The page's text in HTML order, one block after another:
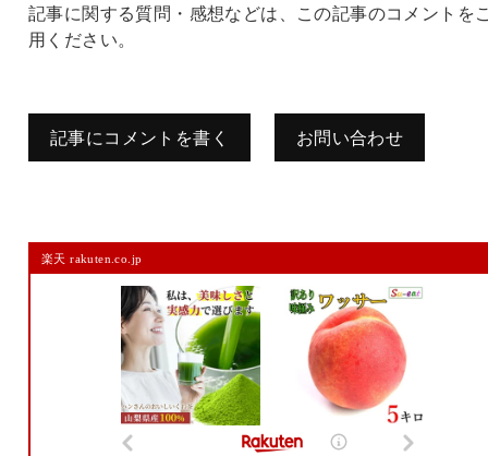
記事に関する質問・感想などは、この記事のコメントを
用ください。
記事にコメントを書く お問い合わせ
メールアドレスは公開されません。
また、コメント欄には、必ず日本語を含めてください（スパム対策）。
楽天 rakuten.co.jp